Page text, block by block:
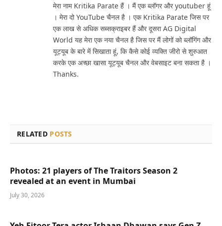
मेरा नाम Kritika Parate हैं । मैं एक ब्लॉगर और youtuber हूं
। मेरा दो YouTube चैनल है । एक Kritika Parate जिस पर
एक लाख से अधिक सब्सक्राइबर हैं और दूसरा AG Digital
World यह मेरा एक नया चैनल है जिस पर मैं लोगों को ब्लॉगिंग और
यूट्यूब के बारे में सिखाता हूं, कि कैसे कोई व्यक्ति जीरो से शुरुआत
करके एक अच्छा खासा यूट्यूब चैनल और वेबसाइट बना सकता है ।
Thanks.
RELATED POSTS
Photos: 21 players of The Traitors Season 2
revealed at an event in Mumbai
July 30, 2026